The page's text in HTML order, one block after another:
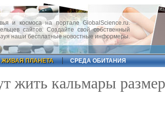
и космоса на портале GlobalScience.ru.
сайтов. Создайте свой собственный
наши бесплатные новостные информеры.
ЖИВАЯ ПЛАНЕТА СРЕДА ОБИТАНИЯ
жить кальмары